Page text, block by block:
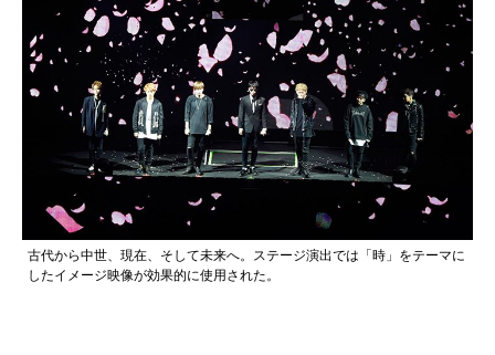
古代から中世、現在、そして未来へ。ステージ演出では「時」をテーマに
したイメージ映像が効果的に使用された。